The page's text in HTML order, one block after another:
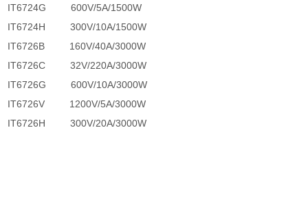
IT6724G
600V/5A/1500W
IT6724H
300V/10A/1500W
IT6726B
160V/40A/3000W
IT6726C
32V/220A/3000W
IT6726G
600V/10A/3000W
IT6726V
1200V/5A/3000W
IT6726H
300V/20A/3000W